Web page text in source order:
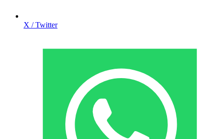
X / Twitter